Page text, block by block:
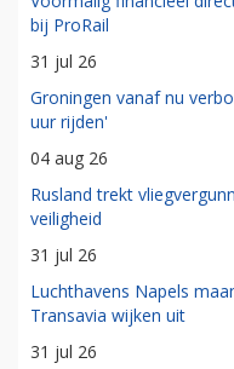
bij ProRail
31 jul 26
Groningen vanaf nu
uur rijden'
04 aug 26
Rusland trekt
veiligheid
31 jul 26
Luchthavens Napels
Transavia wijken uit
31 jul 26